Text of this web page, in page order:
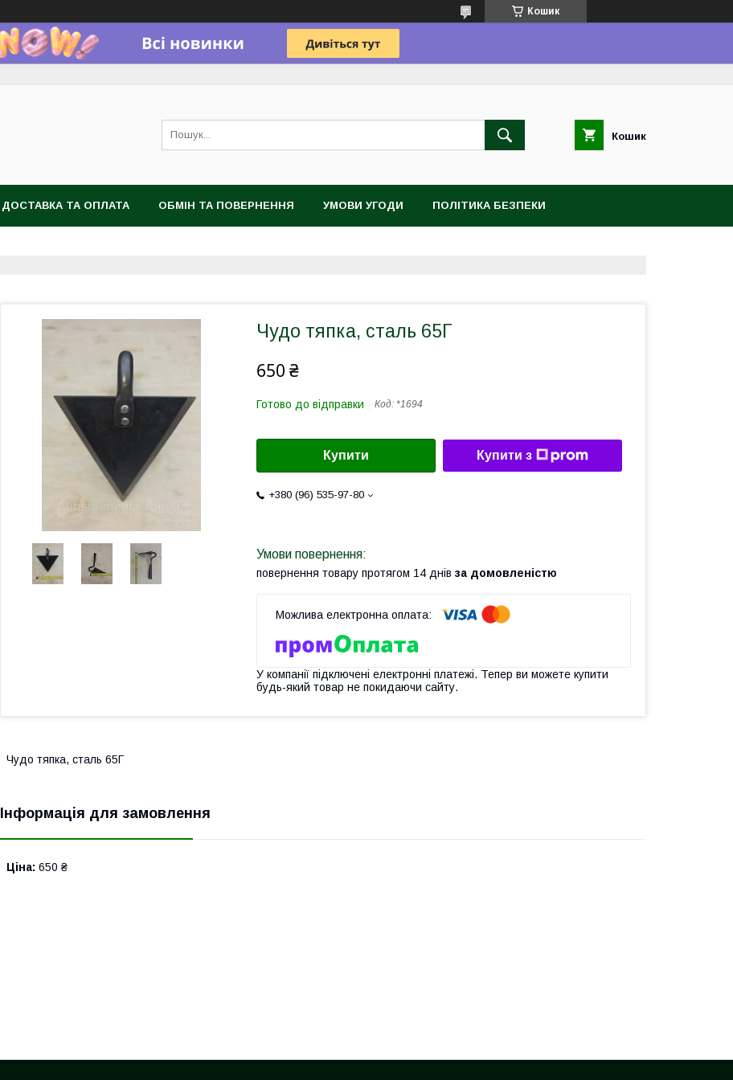
Кошик
Кошик
ДОСТАВКА ТА ОПЛАТА ОБМІН ТА ПОВЕРНЕННЯ УМОВИ УГОДИ ПОЛІТИКА БЕЗПЕКИ
Чудо тяпка, сталь 65Г
650 ₴
Готово до відправки Код: *1694
Купити Купити з
+380 (96) 535-97-80
повернення товару протягом 14 днів за домовленістю
У компанії підключені електронні платежі. Тепер ви можете купити
будь-який товар не покидаючи сайту.
Чудо тяпка, сталь 65Г
Інформація для замовлення
Ціна: 650 ₴